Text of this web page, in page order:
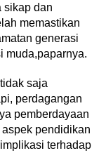
sikap dan
memastikan
generasi
muda,paparnya.
saja
perdagangan
pemberdayaan
pendidikan
terhadap